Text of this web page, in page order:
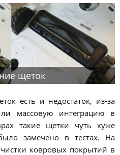
щеток
есть и недостаток, из-за
массовую интеграцию в
такие щетки чуть хуже
замечено в тестах. На
ковровых покрытий в